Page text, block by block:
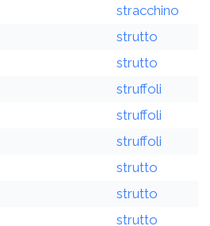
stracchino
strutto
strutto
struffoli
struffoli
struffoli
strutto
strutto
strutto